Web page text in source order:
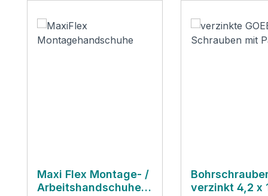
Maxi Flex Montage- /
Arbeitshandschuhe
verzinkt 4,2 x